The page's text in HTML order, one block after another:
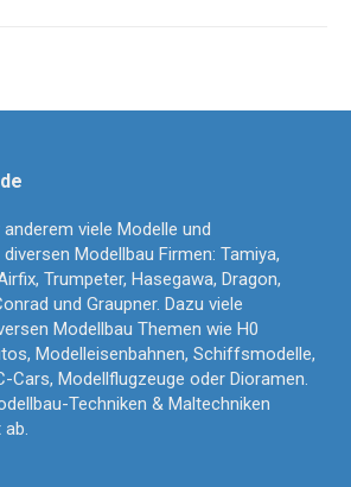
viele Modelle und
Modellbau Firmen: Tamiya,
Trumpeter, Hasegawa, Dragon,
und Graupner. Dazu viele
Modellbau Themen wie H0
Modelleisenbahnen, Schiffsmodelle,
Cars, Modellflugzeuge oder Dioramen.
Techniken & Maltechniken